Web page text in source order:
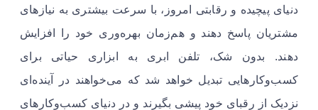
دنیای پیچیده و رقابتی امروز، با سرعت بیشتری به نیازهای
مشتریان پاسخ دهند و هم‌زمان بهره‌وری خود را افزایش
دهند. بدون شک، تلفن ابری به ابزاری حیاتی برای
کسب‌وکارهایی تبدیل خواهد شد که می‌خواهند در آینده‌ای
نزدیک از رقبای خود پیشی بگیرند و در دنیای کسب‌وکارهای